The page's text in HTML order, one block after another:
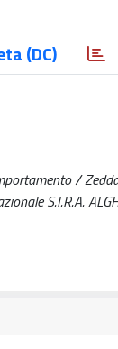
(DC)
/
S.I.R.A.